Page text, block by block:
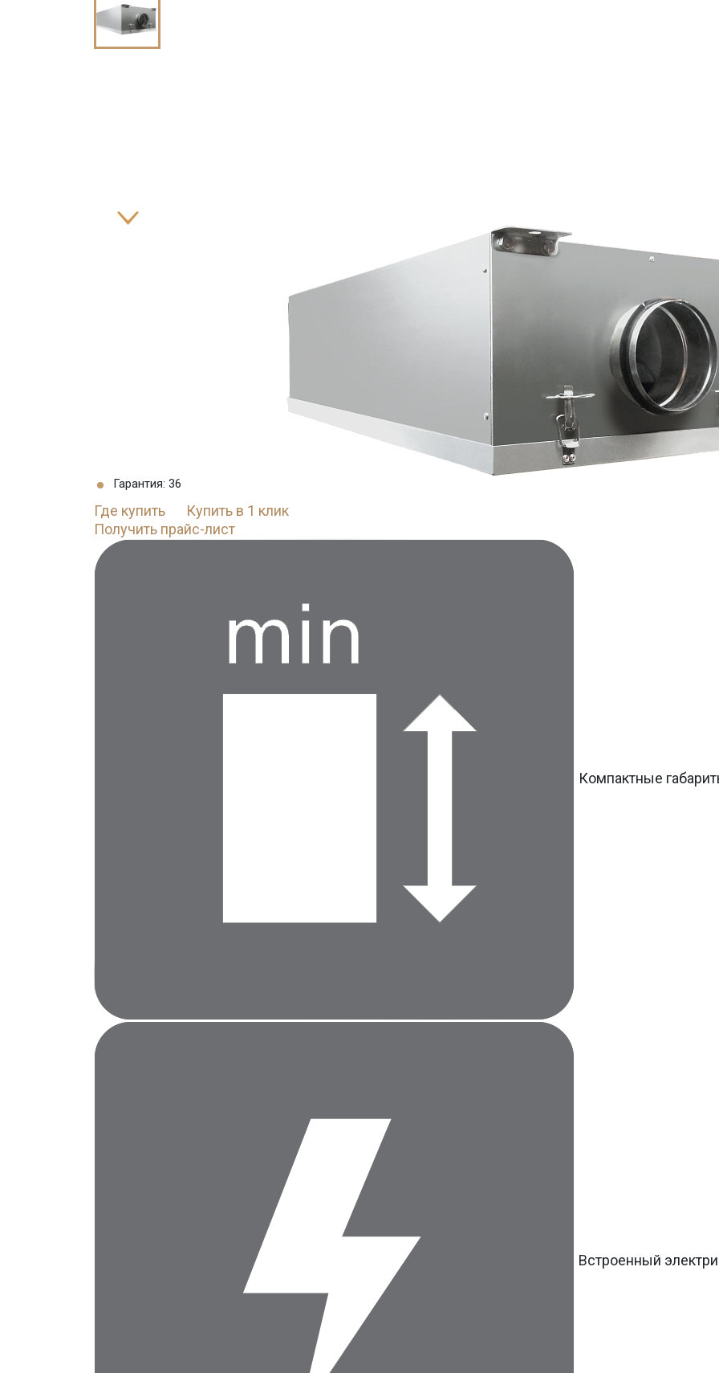
Гарантия: 36
Где купить
Купить в 1 клик
Получить прайс-лист
Компактные
Встроенный